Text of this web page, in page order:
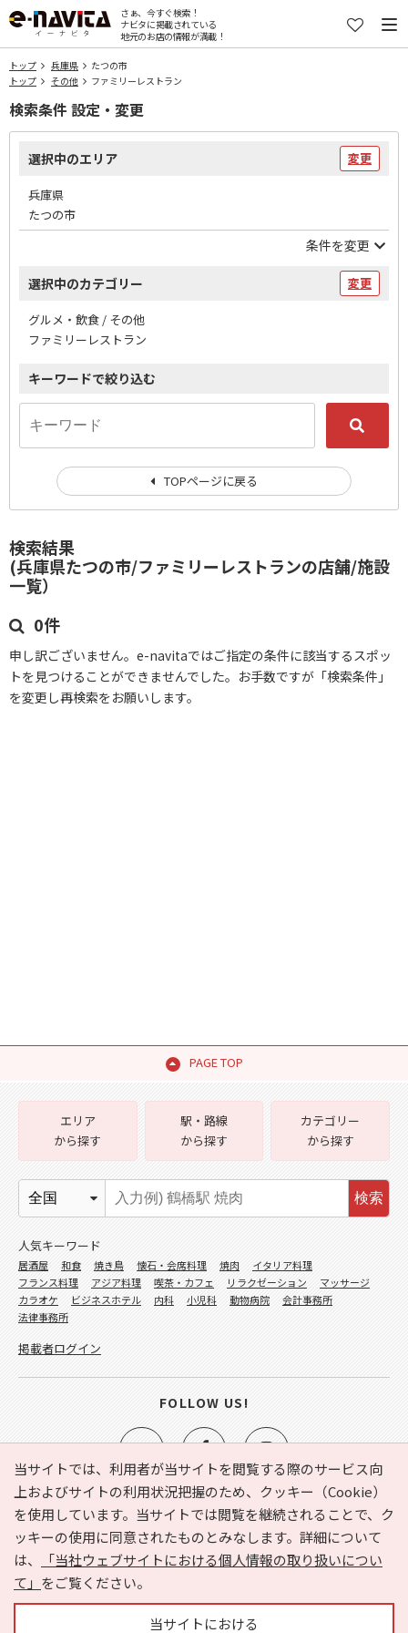
さぁ、今すぐ検索！
ナビタに掲載されている
地元のお店の情報が満載！
トップ 兵庫県
たつの市
トップ
その他 ファミリーレストラン
検索結果
(兵庫県たつの市/ファミリーレストランの店舗/施設
一覧）
0件
申し訳ございません。e-navitaではご指定の条件に該当するスポッ
トを見つけることができませんでした。お手数ですが「検索条件」
を変更し再検索をお願いします。
検索条件 設定・変更
選択中のエリア 変更
兵庫県
たつの市
条件を変更
選択中のカテゴリー 変更
グルメ・飲食 / その他
ファミリーレストラン
キーワードで絞り込む
TOPページに戻る
PAGE TOP
当サイトでは、利用者が当サイトを閲覧する際のサービス向
上およびサイトの利用状況把握のため、クッキー（Cookie）
を使用しています。当サイトでは閲覧を継続されることで、ク
ッキーの使用に同意されたものとみなします。詳細について
は、
「当社ウェブサイトにおける個人情報の取り扱いについ
て」 をご覧ください。
当サイトにおける
e-NAVITA（イーナビタ）とは？ お気に入り
ヘルプ
利用規約
個人情報の取り扱いについて
運営会社
サイトマップ
広告掲載に関するお問い合わせ
エリア
から探す
駅・路線
から探す
カテゴリー
から探す
検索
人気キーワード
居酒屋 和食 焼き鳥 懐石・会席料理 焼肉
イタリア料理
フランス料理
アジア料理 喫茶・カフェ リラクゼーション
マッサージ
カラオケ
ビジネスホテル 内科 小児科 動物病院
会計事務所
法律事務所
掲載者ログイン
FOLLOW US!